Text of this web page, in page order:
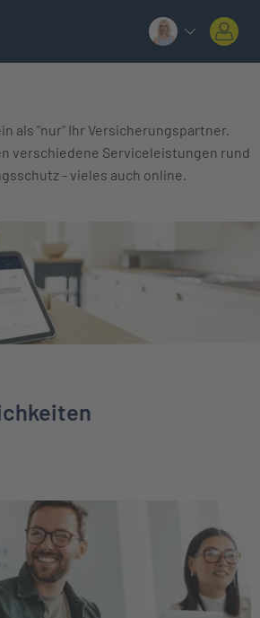
als "nur" Ihr Versicherungspartner.
verschiedene Serviceleistungen rund
- vieles auch online.
Mitteilungen